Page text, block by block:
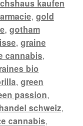
kaufen
, gold
, gotham
, graine
cannabis,
bio
, green
passion,
schweiz,
cannabis,